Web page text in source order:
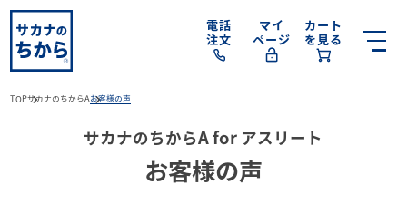
電話
注文
マイ
ページ
カート
を見る
TOPサカナのちからA お客様の声
サカナのちからA for アスリート
お客様の声